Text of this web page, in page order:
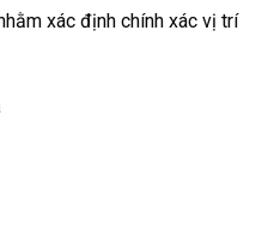
xác định chính xác vị trí